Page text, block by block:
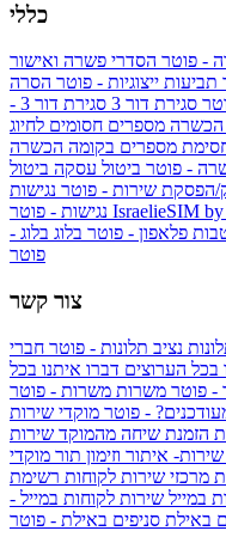
כללי
- פוטר הסדרי פשרה ואישור
ייצוגיות - פוטר הסרה
סגירת דור 3
סגירת דור 3 -
הכשרה מספרים חסומים לחיוג
מספרים בקומה הכשרה
- פוטר ביטול עסקה ביטול
הפסקת שירות - פוטר נגישות
IsraelieSIM by
פלאפון - פוטר בלוג בלוג -
פוטר
צור קשר
נציב תלונות - פוטר חברי
בכל הערוצים דברו איתנו בכל
- פוטר משרות משרות - פוטר
- פוטר מוקדי שירות
הזמנת שיחה מהמוקד שירות
איתור וזימון תור מוקדי
מרכזי שירות לקוחות רשימת
במייל שירות לקוחות במייל -
באילת סניפים באילת - פוטר